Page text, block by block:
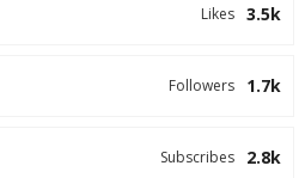
3.5k
Likes
1.7k
Followers
2.8k
Subscribes